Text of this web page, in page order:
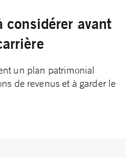
considérer avant
un plan patrimonial
de revenus et à garder le